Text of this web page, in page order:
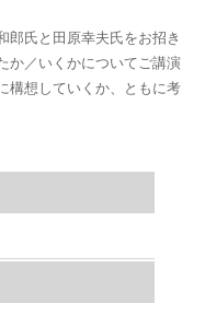
氏と田原幸夫氏をお招き
か／いくかについてご講演
構想していくか、ともに考